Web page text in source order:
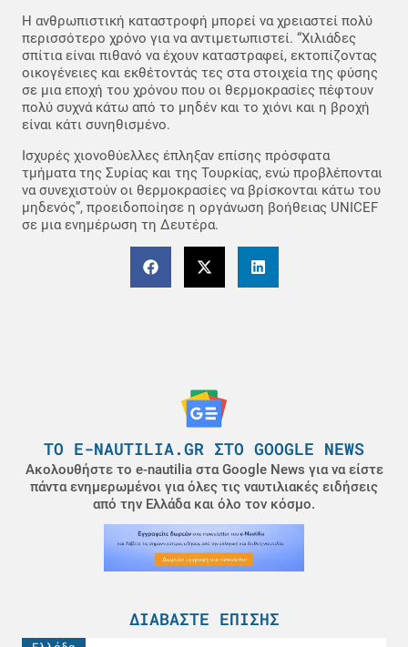
Η ανθρωπιστική καταστροφή μπορεί να χρειαστεί πολύ
περισσότερο χρόνο για να αντιμετωπιστεί. “Χιλιάδες
σπίτια είναι πιθανό να έχουν καταστραφεί, εκτοπίζοντας
οικογένειες και εκθέτοντάς τες στα στοιχεία της φύσης
σε μια εποχή του χρόνου που οι θερμοκρασίες πέφτουν
πολύ συχνά κάτω από το μηδέν και το χιόνι και η βροχή
είναι κάτι συνηθισμένο.
Ισχυρές χιονοθύελλες έπληξαν επίσης πρόσφατα
τμήματα της Συρίας και της Τουρκίας, ενώ προβλέπονται
να συνεχιστούν οι θερμοκρασίες να βρίσκονται κάτω του
μηδενός”, προειδοποίησε η οργάνωση βοήθειας UNICEF
σε μια ενημέρωση τη Δευτέρα.
ΤΟ E-NAUTILIA.GR ΣΤΟ GOOGLE NEWS
Ακολουθήστε το e-nautilia στα Google News για να είστε
πάντα ενημερωμένοι για όλες τις ναυτιλιακές ειδήσεις
από την Ελλάδα και όλο τον κόσμο.
ΔΙΑΒΆΣΤΕ ΕΠΊΣΗΣ